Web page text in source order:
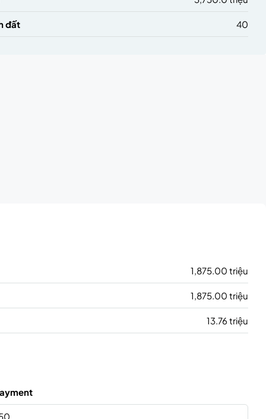
đất 40
1,875.00 triệu
1,875.00 triệu
13.76 triệu